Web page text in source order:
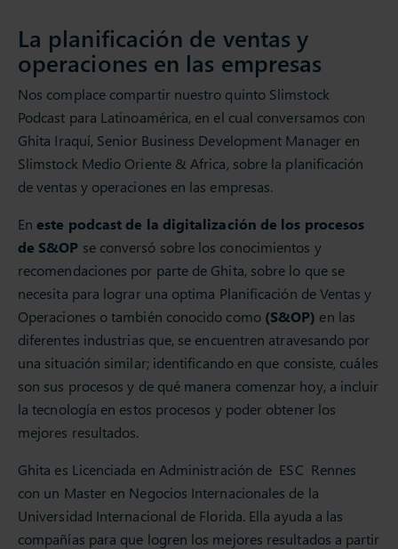
La planificación de ventas y
operaciones en las empresas
Nos complace compartir nuestro quinto Slimstock
Podcast para Latinoamérica, en el cual conversamos con
Ghita Iraquí, Senior Business Development Manager en
Slimstock Medio Oriente & Africa, sobre la planificación
de ventas y operaciones en las empresas.
Eneste podcast de la digitalización de los procesos
de S&OP se conversó sobre los conocimientos y
recomendaciones por parte de Ghita, sobre lo que se
necesita para lograr una optima Planificación de Ventas y
Operaciones o también conocido como(S&OP) en las
diferentes industrias que, se encuentren atravesando por
una situación similar; identificando en que consiste, cuáles
son sus procesos y de qué manera comenzar hoy, a incluir
la tecnología en estos procesos y poder obtener los
mejores resultados.
Ghita es Licenciada en Administración de ESC Rennes
con un Master en Negocios Internacionales de la
Universidad Internacional de Florida. Ella ayuda a las
compañías para que logren los mejores resultados a partir